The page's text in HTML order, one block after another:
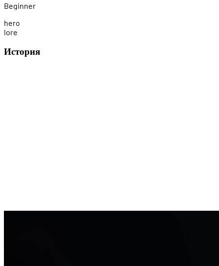
Beginner
hero
lore
История